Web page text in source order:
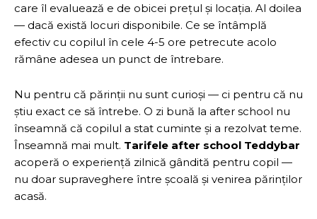
care îl evaluează e de obicei prețul și locația. Al doilea
— dacă există locuri disponibile. Ce se întâmplă
efectiv cu copilul în cele 4-5 ore petrecute acolo
rămâne adesea un punct de întrebare.
Nu pentru că părinții nu sunt curioși — ci pentru că nu
știu exact ce să întrebe. O zi bună la after school nu
înseamnă că copilul a stat cuminte și a rezolvat teme.
Înseamnă mai mult. Tarifele after school Teddybar
acoperă o experiență zilnică gândită pentru copil —
nu doar supraveghere între școală și venirea părinților
acasă.